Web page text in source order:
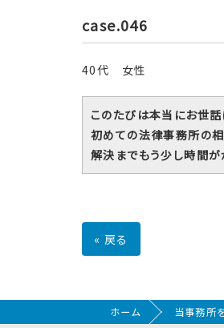
case.046
40代 女性
このたびは本当にお世話
初めての法律事務所の相
解決までもう少し時間が
« 戻る
ホーム 当事務所